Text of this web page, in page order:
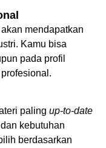
mendapatkan
Kamu bisa
pada profil
paling
kebutuhan
berdasarkan